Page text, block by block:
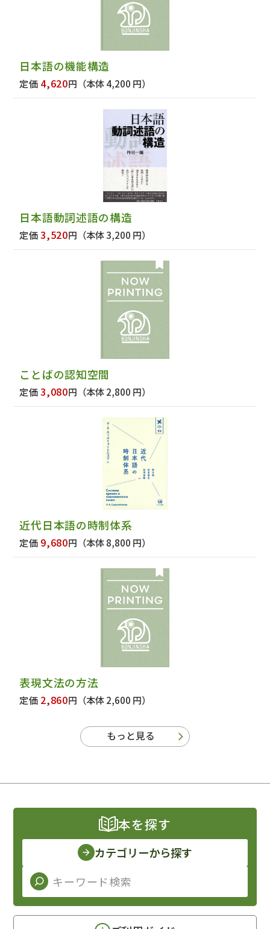
日本語の機能構造
定価 4,620円 （本体 4,200 円）
日本語動詞述語の構造
定価3,520円 （本体 3,200 円）
ことばの認知空間
定価3,080円 （本体 2,800 円）
近代日本語の時制体系
定価 9,680円 （本体 8,800 円）
表現文法の方法
定価 2,860円 （本体 2,600 円）
もっと見る
本を探す
カテゴリーから探す